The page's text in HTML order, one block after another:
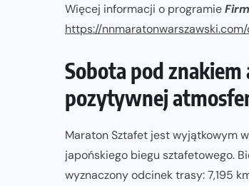
Więcej informacji o programie
https://
Sobota pod
pozytywnej
Maraton Sztafet jest wyjątkowym
japońskiego biegu sztafetowego.
wyznaczony odcinek trasy: 7,195